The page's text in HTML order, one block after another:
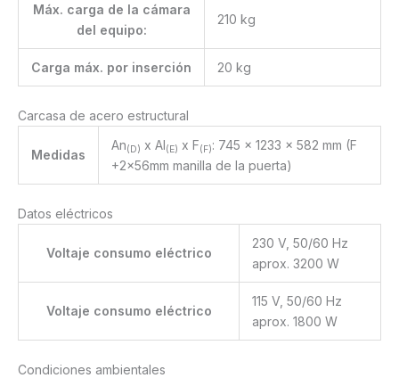
Máx. carga de la cámara
del equipo:
210 kg
Carga máx. por inserción 20 kg
Carcasa de acero estructural
Medidas
An(D) x Al(E) x F(F): 745 x 1233 x 582 mm (F
+2x56mm manilla de la puerta)
Datos eléctricos
Voltaje consumo eléctrico
230 V, 50/60 Hz
aprox. 3200 W
Voltaje consumo eléctrico
115 V, 50/60 Hz
aprox. 1800 W
Condiciones ambientales